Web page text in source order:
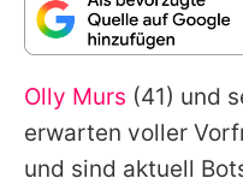
Alle
Olly Murs (41) und
erwarten voller
und sind aktuell